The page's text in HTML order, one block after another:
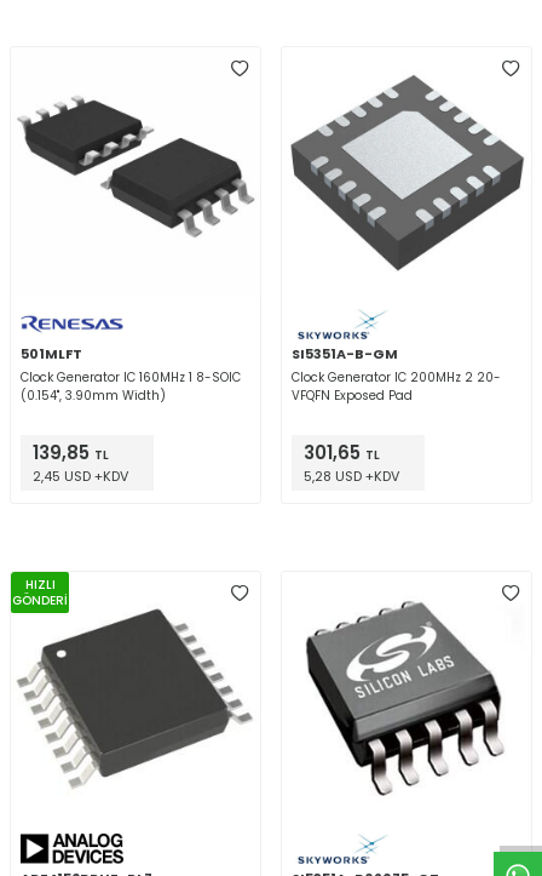
501MLFT
Clock Generator IC 160MHz 1 8-SOIC
(0.154", 3.90mm Width)
139,85 TL
2,45 USD +KDV
SI5351A-B-GM
Clock Generator IC 200MHz 2 20-
VFQFN Exposed Pad
301,65 TL
5,28 USD +KDV
HIZLI
GÖNDERİ